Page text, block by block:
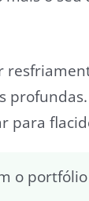
profundas.
o